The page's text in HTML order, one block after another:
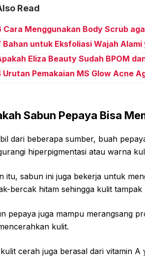
Read
Cara Menggunakan Body Scrub
Bahan untuk Eksfoliasi Wajah
Eliza Beauty Sudah BPOM
Urutan Pemakaian MS Glow Acne
Sabun Pepaya Bisa
dari beberapa sumber, buah
hiperpigmentasi atau warna
itu, sabun ini juga bekerja untuk
bercak hitam sehingga kulit tampak
pepaya juga mampu merangsang
kulit.
cerah juga berasal dari vitamin